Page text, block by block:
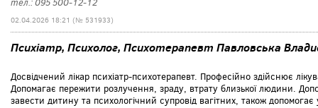
тел.: 095 500-12-12
02.04.2026 18:21 (№ 531933)
Психіатр, Психолог, Психотерапевт Павловська
Досвідчений лікар психіатр-психотерапевт. Професійно здійснює
Допомагає пережити розлучення, зраду, втрату близької людини.
завести дитину та психологічний супровід вагітних, також